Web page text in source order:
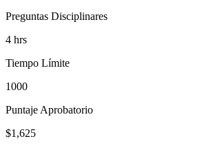
Preguntas Disciplinares
4 hrs
Tiempo Límite
1000
Puntaje Aprobatorio
$1,625